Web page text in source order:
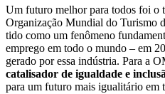
Um futuro melhor para todos foi o
Organização Mundial do Turismo
tido como um fenômeno
emprego em todo o mundo – em
gerado por essa indústria. Para a
catalisador de igualdade e
para um futuro mais igualitário em